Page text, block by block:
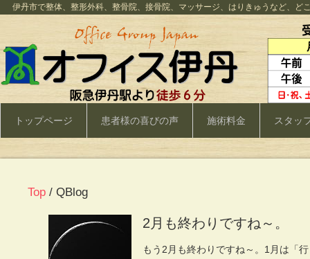
伊丹市で整体、整形外科、整骨院、接骨院、マッサージ、はりきゅうなど、
トップページ 患者様の喜びの声 施術料金 スタッ
Top / QBlog
2月も終わりですね～。
もう2月も終わりですね～。1月は「